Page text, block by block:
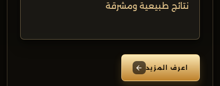
نتائج طبيعية ومشرقة
اعرف المزيد